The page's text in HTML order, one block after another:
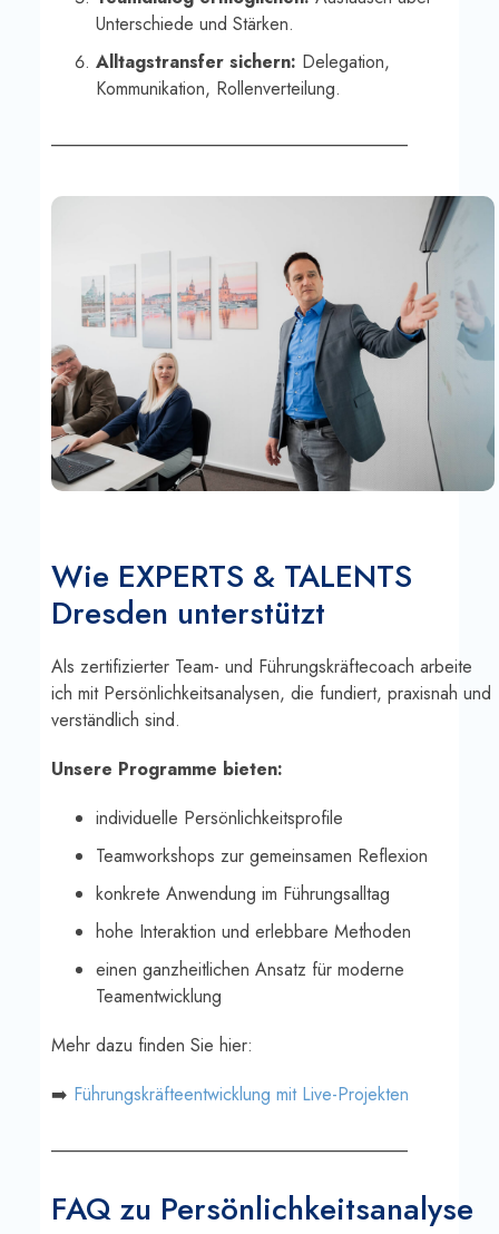
Unterschiede und Stärken.
Alltagstransfer sichern: Delegation,
Kommunikation, Rollenverteilung.
Wie EXPERTS & TALENTS
Dresden unterstützt
Als zertifizierter Team- und Führungskräftecoach arbeite
ich mit Persönlichkeitsanalysen, die fundiert, praxisnah und
verständlich sind.
Unsere Programme bieten:
individuelle Persönlichkeitsprofile
Teamworkshops zur gemeinsamen Reflexion
konkrete Anwendung im Führungsalltag
hohe Interaktion und erlebbare Methoden
einen ganzheitlichen Ansatz für moderne
Teamentwicklung
Mehr dazu finden Sie hier:
➡️ Führungskräfteentwicklung mit Live-Projekten
FAQ zu Persönlichkeitsanalyse